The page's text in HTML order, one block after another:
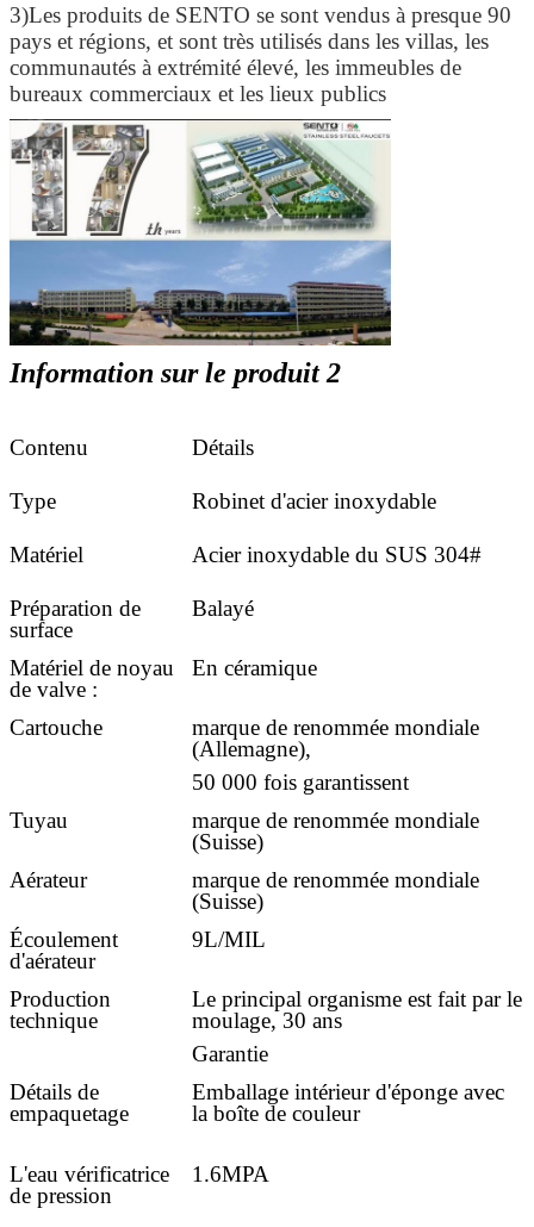
3)Les produits de SENTO se sont vendus à presque 90
pays et régions, et sont très utilisés dans les villas, les
communautés à extrémité élevé, les immeubles de
bureaux commerciaux et les lieux publics
Information sur le produit 2
Contenu Détails
Type Robinet d'acier inoxydable
Matériel Acier inoxydable du SUS 304#
Préparation de
surface
Balayé
Matériel de noyau
de valve :
En céramique
Cartouche
marque de renommée mondiale
(Allemagne),
50 000 fois garantissent
Tuyau
marque de renommée mondiale
(Suisse)
Aérateur
marque de renommée mondiale
(Suisse)
Écoulement
d'aérateur
9L/MIL
Production
technique
Le principal organisme est fait par le
moulage, 30 ans
Garantie
Détails de
empaquetage
Emballage intérieur d'éponge avec
la boîte de couleur
L'eau vérificatrice
de pression
1.6MPA